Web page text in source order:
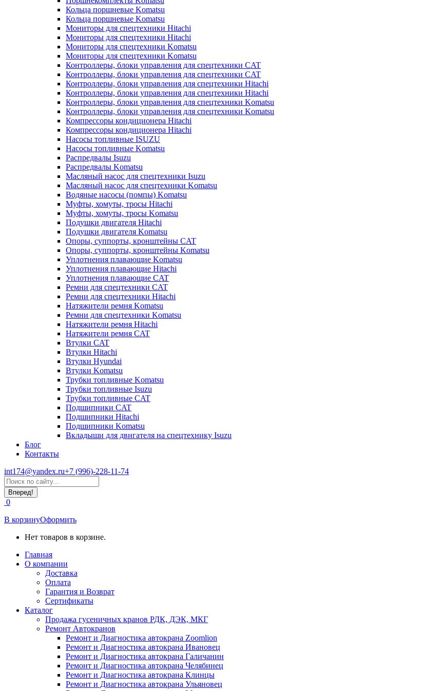
Кольца поршневые Komatsu
Кольца поршневые Komatsu
Мониторы для спецтехники Hitachi
Мониторы для спецтехники Hitachi
Мониторы для спецтехники Komatsu
Мониторы для спецтехники Komatsu
Контроллеры, блоки управления для спецтехники CAT
Контроллеры, блоки управления для спецтехники CAT
Контроллеры, блоки управления для спецтехники Hitachi
Контроллеры, блоки управления для спецтехники Hitachi
Контроллеры, блоки управления для спецтехники Komatsu
Контроллеры, блоки управления для спецтехники Komatsu
Компрессоры кондиционера Hitachi
Компрессоры кондиционера Hitachi
Насосы топливные ISUZU
Насосы топливные Komatsu
Распредвалы Isuzu
Распредвалы Komatsu
Масляный насос для спецтехники Isuzu
Масляный насос для спецтехники Komatsu
Водяные насосы (помпы) Komatsu
Муфты, хомуты, тросы Hitachi
Муфты, хомуты, тросы Komatsu
Подушки двигателя Hitachi
Подушки двигателя Komatsu
Опоры, суппорты, кронштейны CAT
Опоры, суппорты, кронштейны Komatsu
Уплотнения плавающие Komatsu
Уплотнения плавающие Hitachi
Уплотнения плавающие CAT
Ремни для спецтехники CAT
Ремни для спецтехники Hitachi
Натяжители ремня Komatsu
Ремни для спецтехники Komatsu
Натяжители ремня Hitachi
Натяжители ремня CAT
Втулки CAT
Втулки Hitachi
Втулки Hyundai
Втулки Komatsu
Трубки топливные Komatsu
Трубки топливные Isuzu
Трубки топливные CAT
Подшипники CAT
Подшипники Hitachi
Подшипники Komatsu
Вкладыши для двигателя на спецтехнику Isuzu
Блог
Контакты
int174@yandex.ru+7 (996)-228-11-74
Страница
WhatsApp
открывается
в
новом
окне
Поиск:
0
В корзинуОформить
Нет товаров в корзине.
Главная
О компании
Доставка
Оплата
Гарантия и Возврат
Сертификаты
Каталог
Продажа гусеничных кранов РДК, ДЭК, МКГ
Ремонт Автокранов
Ремонт и Диагностика автокрана Zoomlion
Ремонт и Диагностика автокрана Ивановец
Ремонт и Диагностика автокрана Галичанин
Ремонт и Диагностика автокрана Челябинец
Ремонт и Диагностика автокрана Клинцы
Ремонт и Диагностика автокрана Ульяновец